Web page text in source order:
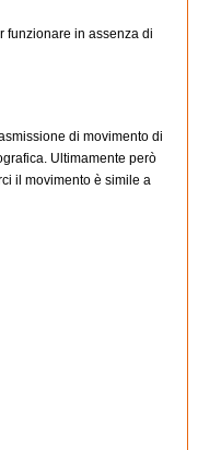
funzionare in assenza di
di movimento di
Ultimamente però
il movimento è simile a